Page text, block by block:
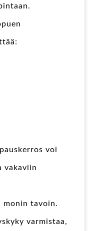
voi
vakaviin
monin tavoin.
varmistaa,